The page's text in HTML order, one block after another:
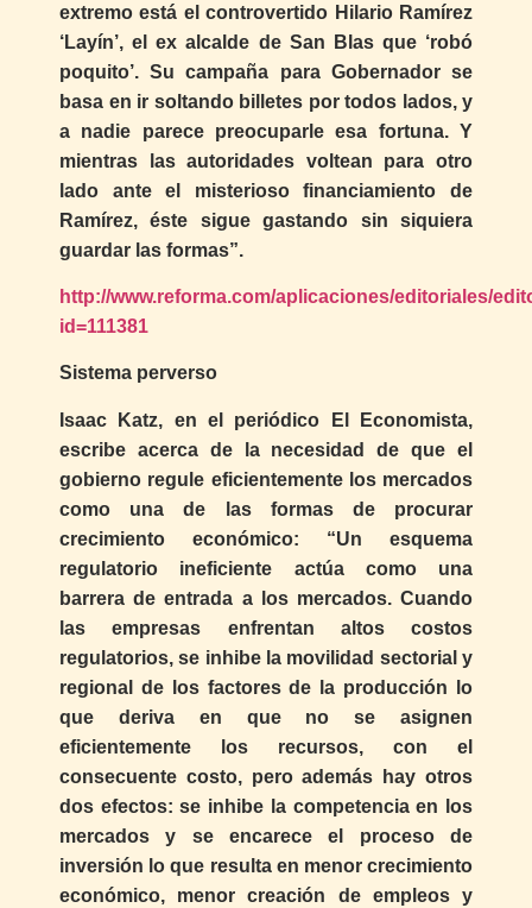
extremo está el controvertido Hilario Ramírez
‘Layín’, el ex alcalde de San Blas que ‘robó
poquito’. Su campaña para Gobernador se
basa en ir soltando billetes por todos lados, y
a nadie parece preocuparle esa fortuna. Y
mientras las autoridades voltean para otro
lado ante el misterioso financiamiento de
Ramírez, éste sigue gastando sin siquiera
guardar las formas”.
http://www.reforma.com/aplicaciones/editoriales/
id=111381
Sistema perverso
Isaac Katz, en el periódico El Economista,
escribe acerca de la necesidad de que el
gobierno regule eficientemente los mercados
como una de las formas de procurar
crecimiento económico: “Un esquema
regulatorio ineficiente actúa como una
barrera de entrada a los mercados. Cuando
las empresas enfrentan altos costos
regulatorios, se inhibe la movilidad sectorial y
regional de los factores de la producción lo
que deriva en que no se asignen
eficientemente los recursos, con el
consecuente costo, pero además hay otros
dos efectos: se inhibe la competencia en los
mercados y se encarece el proceso de
inversión lo que resulta en menor crecimiento
económico, menor creación de empleos y